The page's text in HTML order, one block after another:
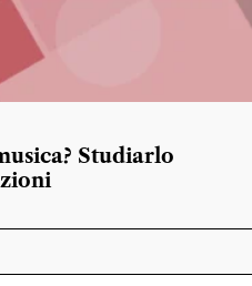
Studiarlo